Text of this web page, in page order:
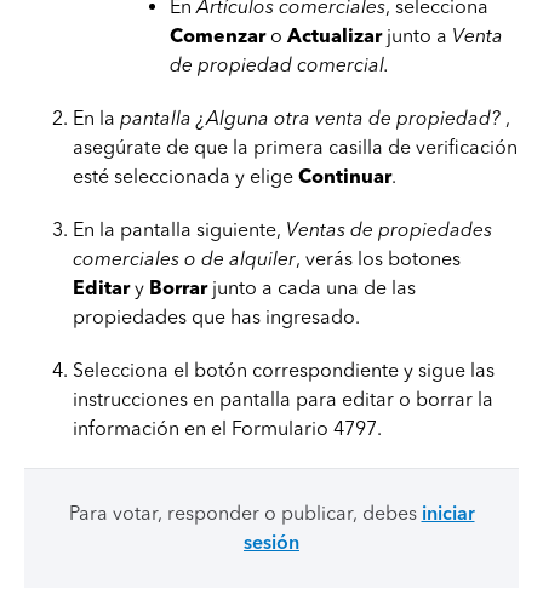
EnArtículos comerciales, selecciona
Comenzaro Actualizarjunto a Venta
de propiedad comercial.
En la pantalla ¿Alguna otra venta de propiedad? ,
asegúrate de que la primera casilla de verificación
esté seleccionada y elige Continuar.
En la pantalla siguiente, Ventas de propiedades
comerciales o de alquiler, verás los botones
Editary Borrarjunto a cada una de las
propiedades que has ingresado.
Selecciona el botón correspondiente y sigue las
instrucciones en pantalla para editar o borrar la
información en el Formulario 4797.
Para votar, responder o publicar, debes iniciar
sesión